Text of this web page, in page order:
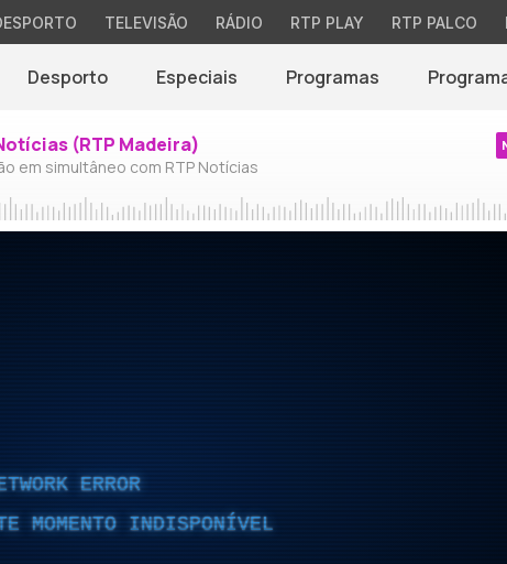
TELEVISÃO RÁDIO RTP PLAY RTP PALCO
Desporto Especiais Programas
(RTP Madeira)
em simultâneo com RTP Notícias
ERROR
MOMENTO INDISPONÍVEL